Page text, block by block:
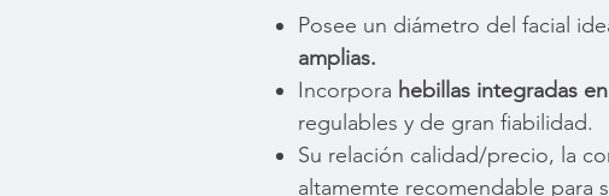
Posee un diámetro del facial
amplias.
Incorpora hebillas integradas
regulables y de gran fiabilidad.
Su relación calidad/precio, la
altamemte recomendable para